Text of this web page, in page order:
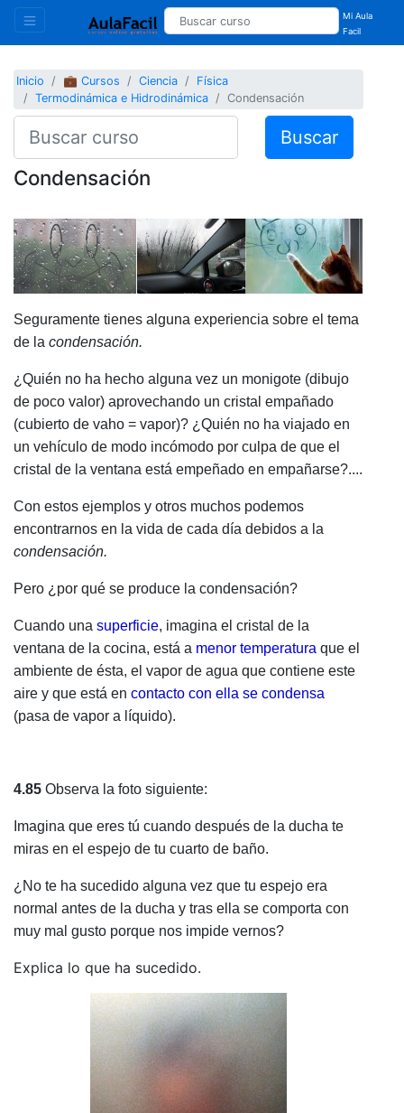
Mi Aula
Facil
Inicio 💼 Cursos Ciencia
Física
Termodinámica e Hidrodinámica
Condensación
Buscar
Condensación
Seguramente tienes alguna experiencia sobre el tema
de la condensación.
¿Quién no ha hecho alguna vez un monigote (dibujo
de poco valor) aprovechando un cristal empañado
(cubierto de vaho = vapor)? ¿Quién no ha viajado en
un vehículo de modo incómodo por culpa de que el
cristal de la ventana está empeñado en empañarse?....
Con estos ejemplos y otros muchos podemos
encontrarnos en la vida de cada día debidos a la
condensación.
Pero ¿por qué se produce la condensación?
Cuando una superficie, imagina el cristal de la
ventana de la cocina, está a menor temperatura que el
ambiente de ésta, el vapor de agua que contiene este
aire y que está en contacto con ella se condensa
(pasa de vapor a líquido).
4.85 Observa la foto siguiente:
Imagina que eres tú cuando después de la ducha te
miras en el espejo de tu cuarto de baño.
¿No te ha sucedido alguna vez que tu espejo era
normal antes de la ducha y tras ella se comporta con
muy mal gusto porque nos impide vernos?
Explica lo que ha sucedido.